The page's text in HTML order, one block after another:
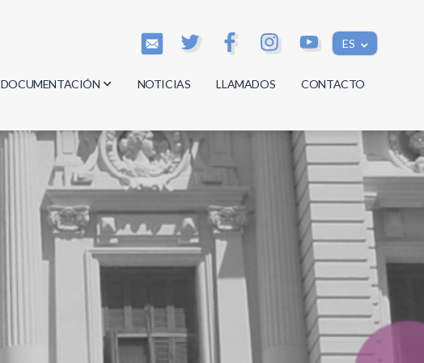
ES
DOCUMENTACIÓN
Actas
Reglamentos
Documentos
NOTICIAS LLAMADOS CONTACTO